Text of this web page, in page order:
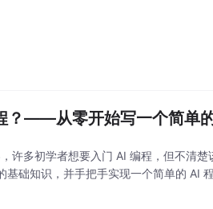
？——从零开始写一个简单
许多初学者想要入门 AI 编程，但不清
础知识，并手把手实现一个简单的 AI